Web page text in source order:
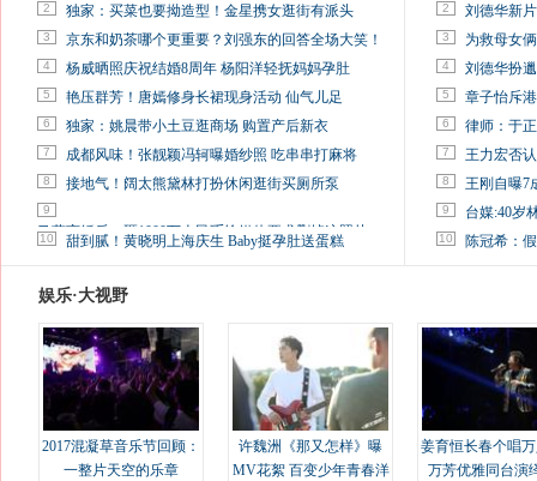
2 独家：买菜也要拗造型！金星携女逛街有派头
3 京东和奶茶哪个更重要？刘强东的回答全场大笑！
4 杨威晒照庆祝结婚8周年 杨阳洋轻抚妈妈孕肚
5 艳压群芳！唐嫣修身长裙现身活动 仙气儿足
6 独家：姚晨带小土豆逛商场 购置产后新衣
7 成都风味！张靓颖冯轲曝婚纱照 吃串串打麻将
8 接地气！阔太熊黛林打扮休闲逛街买厕所泵
9
马蓉离婚后，砸1000万人民币给媒体要求删掉这照片
10 甜到腻！黄晓明上海庆生 Baby挺孕肚送蛋糕
2 刘德华新
3 为救母女
4 刘德华扮
5 章子怡斥
6 律师：于
7 王力宏否
8 王刚自曝7
9 台媒:40岁
10 陈冠希：
娱乐·大视野
2017混凝草音乐节回顾：
一整片天空的乐章
许魏洲《那又怎样》曝
MV花絮 百变少年青春洋
姜育恒长春个唱
万芳优雅同台演